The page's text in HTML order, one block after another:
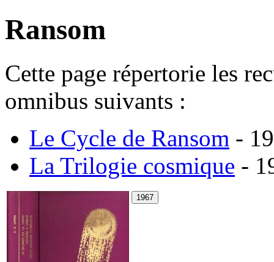
Ransom
Cette page répertorie les
omnibus suivants :
Le Cycle de Ransom -
La Trilogie cosmique -